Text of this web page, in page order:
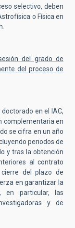
selectivo, deben
o Física en
del grado de
del proceso de
en el IAC,
complementaria en
se cifra en un año
periodos de
y tras la obtención
al contrato
del plazo de
en garantizar la
en particular, las
y de